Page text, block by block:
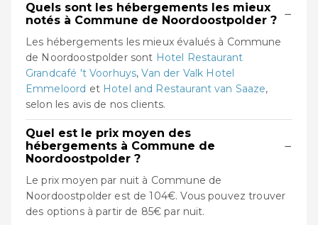
Quels sont les hébergements les mieux
notés à Commune de Noordoostpolder ? −
Les hébergements les mieux évalués à Commune
de Noordoostpolder sont Hotel Restaurant
Grandcafé 't Voorhuys,Van der Valk Hotel
Emmeloord et Hotel and Restaurant van Saaze,
selon les avis de nos clients.
Quel est le prix moyen des
hébergements à Commune de
Noordoostpolder ?
−
Le prix moyen par nuit à Commune de
Noordoostpolder est de 104€. Vous pouvez trouver
des options à partir de 85€ par nuit.